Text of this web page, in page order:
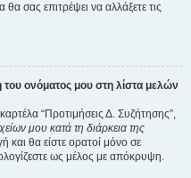
σας επιτρέψει να αλλάξετε τις
ονόματος μου στη λίστα μελών
“Προτιμήσεις Δ. Συζήτησης”,
μου κατά τη διάρκεια της
και θα είστε ορατοί μόνο σε
ως μέλος με απόκρυψη.